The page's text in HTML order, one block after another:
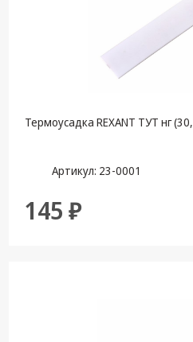
Термоусадка REXANT ТУТ нг
Артикул: 23-0001
145 ₽